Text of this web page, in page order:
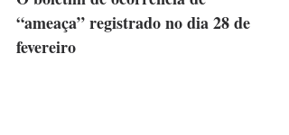
“ameaça” registrado no dia 28 de
fevereiro